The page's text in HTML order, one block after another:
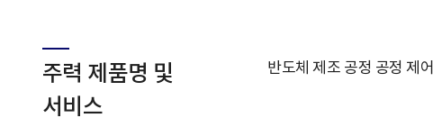
주력 제품명 및
서비스
반도체 제조 공정 공정 제